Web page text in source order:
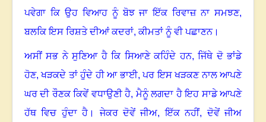
ਪਵੇਗਾ ਕਿ ਉਹ ਵਿਆਹ ਨੂੰ ਬੋਝ ਜਾ ਇੱਕ ਰਿਵਾਜ਼ ਨਾ ਸਮਝਣ,
ਬਲਕਿ ਇਸ ਰਿਸ਼ਤੇ ਦੀਆਂ ਕਦਰਾਂ,ਕੀਮਤਾਂ ਨੂੰ ਵੀ ਪਛਾਣਨ।
ਅਸੀਂ ਸਭ ਨੇ ਸੁਣਿਆ ਹੈ ਕਿ ਸਿਆਣੇ ਕਹਿੰਦੇ ਹਨ,ਜਿੱਥੇ ਦੋ ਭਾਂਡੇ
ਹੋਣ,ਖੜਕਦੇ ਤਾਂ ਹੁੰਦੇ ਹੀ ਆ ਭਾਈ,ਪਰ ਇਸ ਖੜਕਣ ਨਾਲ ਆਪਣੇ
ਘਰ ਦੀ ਰੌਣਕ ਕਿਵੇਂ ਵਧਾਉਣੀ ਹੈ, ਮੈਨੂੰ ਲਗਦਾ ਹੈ ਇਹ ਸਾਡੇ ਆਪਣੇ
ਹੱਥ ਵਿਚ ਹੁੰਦਾ ਹੈ। ਜੇਕਰ ਦੋਵੇਂ ਜੀਅ,ਇੱਕ ਨਹੀਂ,ਦੋਵੇਂ ਜੀਅ